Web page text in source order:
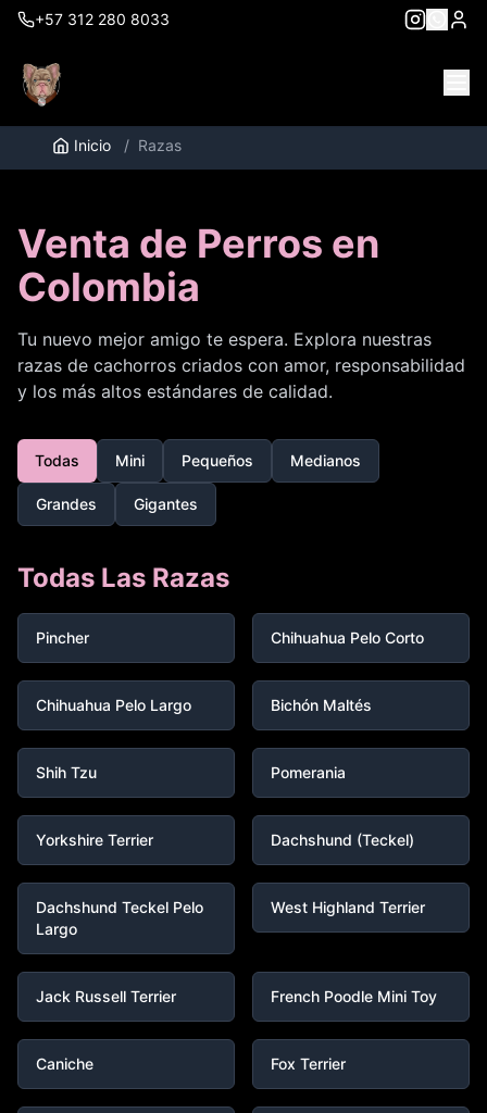
+57 312 280 8033
Inicio / Razas
Venta de Perros en
Colombia
Tu nuevo mejor amigo te espera. Explora nuestras
razas de cachorros criados con amor, responsabilidad
y los más altos estándares de calidad.
Todas Mini Pequeños Medianos
Grandes Gigantes
Todas Las Razas
Pincher Chihuahua Pelo Corto
Chihuahua Pelo Largo Bichón Maltés
Shih Tzu Pomerania
Yorkshire Terrier Dachshund (Teckel)
Dachshund Teckel Pelo
Largo
West Highland Terrier
Jack Russell Terrier French Poodle Mini Toy
Caniche Fox Terrier